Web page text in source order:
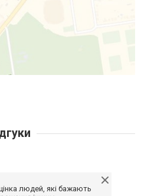
людей, які бажають